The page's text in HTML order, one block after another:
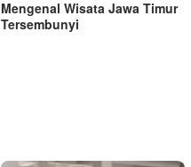
Mengenal Wisata Jawa Timur
Tersembunyi